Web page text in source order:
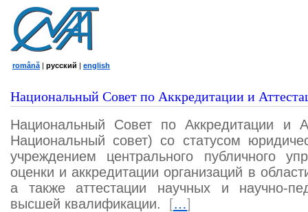
română | русский | english
Национальный Совет по Аккредитации и
Национальный Совет по Аккредитации и
Национальный совет) со статусом
учреждением центрального публичного
оценки и аккредитации организаций в
а также аттестации научных и научно-
высшей квалификации.
[…]